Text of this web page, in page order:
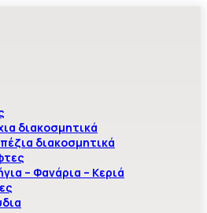
διακοσμητικά
διακοσμητικά
– Φανάρια – Κεριά